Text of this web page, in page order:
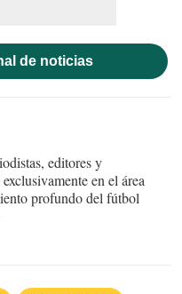
de noticias
editores y
en el área
profundo del fútbol